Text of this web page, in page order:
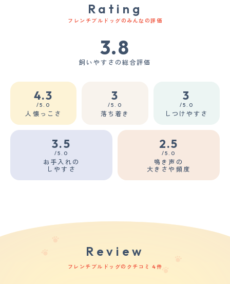
Rating
フレンチブルドッグのみんなの評価
3.8
飼いやすさの総合評価
4.3
/5.0
人懐っこさ
3
/5.0
落ち着き
3
/5.0
しつけやすさ
3.5
/5.0
お手入れの
しやすさ
2.5
/5.0
鳴き声の
大きさや頻度
Review
フレンチブルドッグのクチコミ 4件